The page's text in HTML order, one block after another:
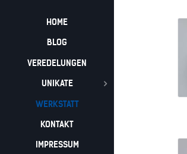
HOME
BLOG
VEREDELUNGEN
UNIKATE
WERKSTATT
KONTAKT
IMPRESSUM